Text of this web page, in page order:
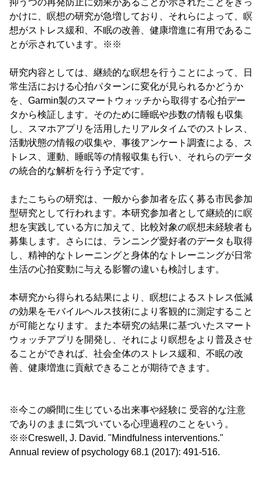
抑うつの再発防止に効果があることが示されたことをきっ
かけに、瞑想の研究が急増しており、それらによって、瞑
想がストレス緩和、不眠の改善、健康増進に有用であるこ
とが示されています。※※
研究内容としては、継続的な瞑想を行うことによって、日
常生活における心拍パターンに変化が見られるかどうか
を、Garmin製のスマートウォッチから取得する心拍デー
タから検証します。そのために睡眠や歩数の情報も収集
し、スマホアプリを活用したリアルタイムでのストレス、
活動状態の情報の収集や、事後アンケート調査による、ス
トレス、運動、睡眠等の情報収集も行い、それらのデータ
の統合的な解析を行う予定です。
またこちらの研究は、一般から参加者を広く募る市民参加
型研究として行われます。本研究参加者として継続的に瞑
想を実践している方に加えて、比較対象の瞑想未経験者も
募集します。さらには、ランニング愛好者のデータも取得
し、精神的なトレーニングと身体的なトレーニングが日常
生活の心拍変動に与える影響の違いも検討します。
本研究から得られる結果により、瞑想によるストレス低減
の効果をモバイルヘルス技術により客観的に測定すること
が可能となります。また本研究の結果に基づいたスマート
ウォッチアプリを開発し、それにより瞑想をより普及させ
ることができれば、社会全体のストレス緩和、不眠の改
善、健康増進に貢献できることが期待できます。
※今この瞬間に生じている出来事や経験に 受容的な注意
でありのままに気づいている心理過程のことをいう。
※※Creswell, J. David. "Mindfulness interventions."
Annual review of psychology 68.1 (2017): 491-516.